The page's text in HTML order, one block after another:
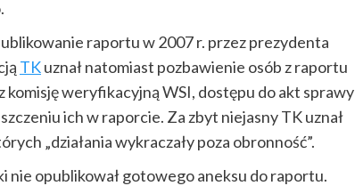
raportu w 2007 r. przez prezydenta
TKuznał natomiast pozbawienie osób z raportu
komisję weryfikacyjną WSI, dostępu do akt sprawy
ich w raporcie. Za zbyt niejasny TK uznał
„działania wykraczały poza obronność”.
opublikował gotowego aneksu do raportu.